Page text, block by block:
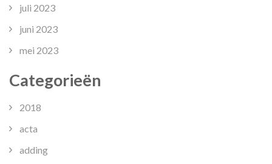
juli 2023
juni 2023
mei 2023
Categorieën
2018
acta
adding